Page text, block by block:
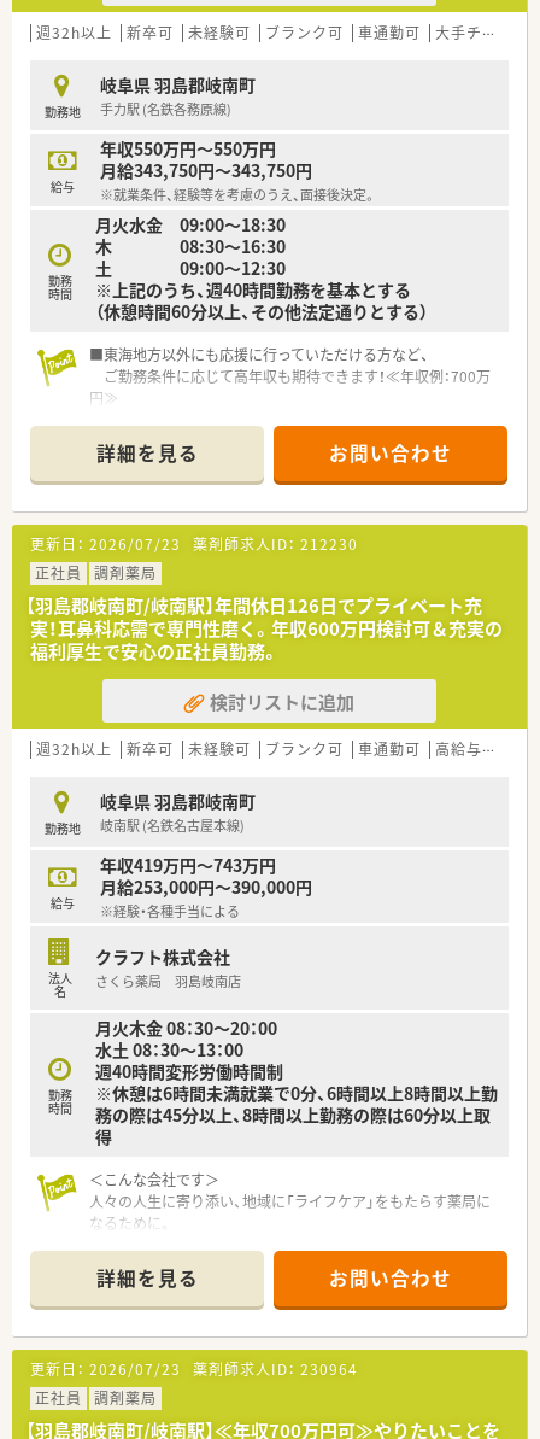
週32h以上 新卒可 未経験可 ブランク可 車通勤可 大手チェーン以外
勤務地
岐阜県 羽島郡岐南町
手力駅 (名鉄各務原線)
給与
年収550万円～550万円
月給343,750円～343,750円
※就業条件、経験等を考慮のうえ、面接後決定。
勤務
時間
月火水金 09:00～18:30
木 08:30～16:30
土 09:00～12:30
※上記のうち、週40時間勤務を基本とする
（休憩時間60分以上、その他法定通りとする）
■東海地方以外にも応援に行っていただける方など、
ご勤務条件に応じて高年収も期待できます！≪年収例：700万
円≫
詳細を見る お問い合わせ
更新日： 2026/07/23 薬剤師求人ID： 212230
正社員
調剤薬局
【羽島郡岐南町/岐南駅】年間休日126日でプライベート充
実！耳鼻科応需で専門性磨く。年収600万円検討可＆充実の
福利厚生で安心の正社員勤務。
検討リストに追加
週32h以上 新卒可 未経験可 ブランク可 車通勤可 高給与(600万円以上)
勤務地
岐阜県 羽島郡岐南町
岐南駅 (名鉄名古屋本線)
給与
年収419万円～743万円
月給253,000円～390,000円
※経験・各種手当による
法人
名
クラフト株式会社
さくら薬局 羽島岐南店
勤務
時間
月火木金 08：30～20：00
水土 08：30～13：00
週40時間変形労働時間制
※休憩は6時間未満就業で0分、6時間以上8時間以上勤
務の際は45分以上、8時間以上勤務の際は60分以上取
得
＜こんな会社です＞
人々の人生に寄り添い、地域に「ライフケア」をもたらす薬局に
なるために。
りひとりの人生に寄り添い、質の高い医療サービスを届ける薬剤
師を求め育てています。
＜特徴・ポイントのご紹介＞
★薬剤師を守る独自システム
業務をサポートするために様々なシステムを独自開発していま
す。
その一つが約20年前から導入され、進化を続けている調剤シス
詳細を見る お問い合わせ
更新日： 2026/07/23 薬剤師求人ID： 230964
正社員
調剤薬局
【羽島郡岐南町/岐南駅】≪年収700万円可≫やりたいことを